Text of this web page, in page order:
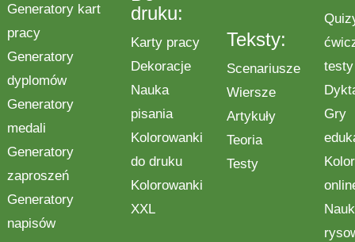
Generatory kart
pracy
Generatory
dyplomów
Generatory
medali
Generatory
zaproszeń
Generatory
napisów
druku:
Karty pracy
Dekoracje
Nauka
pisania
Kolorowanki
do druku
Kolorowanki
XXL
Teksty:
Scenariusze
Wiersze
Artykuły
Teoria
Testy
testy
Gry